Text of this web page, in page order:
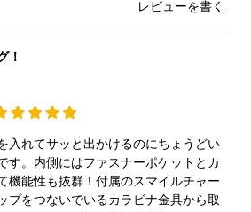
レビューを書く
！
入れてサッと出かけるのにちょうどい
す。内側にはファスナーポケットとカ
機能性も抜群！付属のスマイルチャー
プをつないでいるカラビナ金具から取